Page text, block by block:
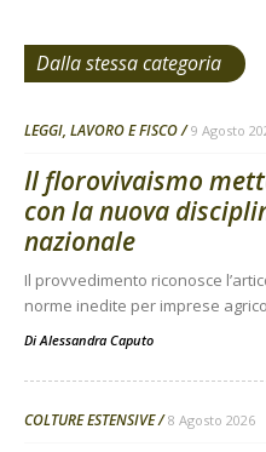
Dalla stessa categoria
LEGGI, LAVORO E FISCO 9 Agosto
Il florovivaismo
con la nuova
nazionale
Il provvedimento riconosce
norme inedite per imprese
DiAlessandra Caputo
COLTURE ESTENSIVE 8 Agosto 2026